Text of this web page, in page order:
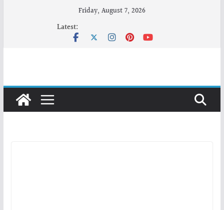
Friday, August 7, 2026
Latest: